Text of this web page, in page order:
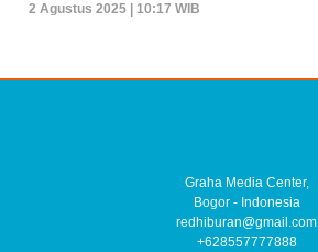
2 Agustus 2025 | 10:17 WIB
Graha Media Center,
Bogor - Indonesia
redhiburan@gmail.com
+628557777888